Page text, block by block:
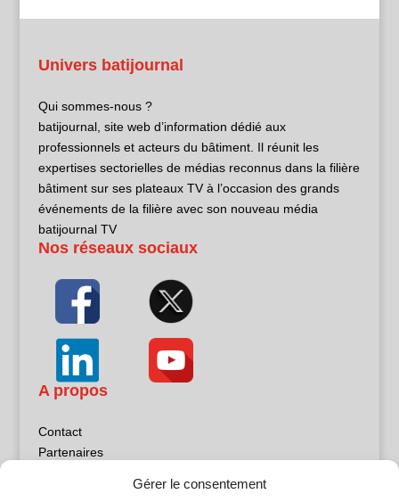
Gérer le consentement
Univers batijournal
Qui sommes-nous ?
batijournal, site web d’information dédié aux
professionnels et acteurs du bâtiment. Il réunit les
expertises sectorielles de médias reconnus dans la filière
bâtiment sur ses plateaux TV à l’occasion des grands
événements de la filière avec son nouveau média
batijournal TV
Nos réseaux sociaux
A propos
Contact
Partenaires